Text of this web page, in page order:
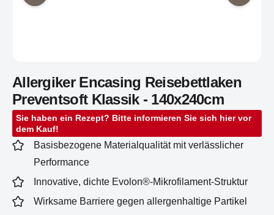
Allergiker Encasing Reisebettlaken
Preventsoft Klassik - 140x240cm
Sie haben ein Rezept? Bitte informieren Sie sich hier vor
dem Kauf!
Basisbezogene Materialqualität mit verlässlicher
Performance
Innovative, dichte Evolon®-Mikrofilament-Struktur
Wirksame Barriere gegen allergenhaltige Partikel